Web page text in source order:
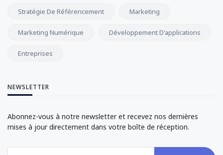
Stratégie De Référencement Marketing
Marketing Numérique Développement D'applications
Entreprises
NEWSLETTER
Abonnez-vous à notre newsletter et recevez nos dernières
mises à jour directement dans votre boîte de réception.